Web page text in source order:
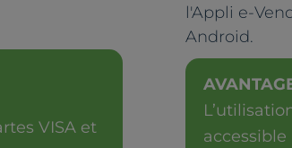
VISA et
l'Appli e-
Android.
accessible